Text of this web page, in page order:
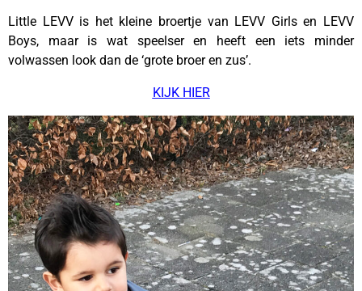
Little LEVV is het kleine broertje van LEVV Girls en LEVV
Boys, maar is wat speelser en heeft een iets minder
volwassen look dan de ‘grote broer en zus’.
KIJK HIER